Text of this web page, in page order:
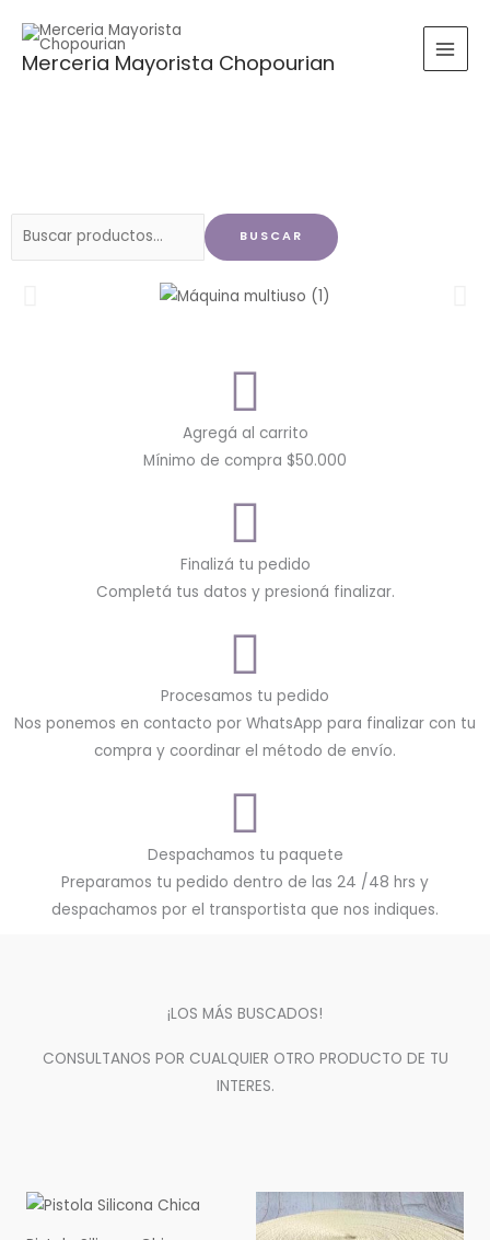
contenido
Merceria Mayorista Chopourian
Buscar
BUSCAR
Agregá al carrito
Mínimo de compra $50.000
Finalizá tu pedido
Completá tus datos y presioná finalizar.
Procesamos tu pedido
Nos ponemos en contacto por WhatsApp para finalizar con tu
compra y coordinar el método de envío.
Despachamos tu paquete
Preparamos tu pedido dentro de las 24 /48 hrs y
despachamos por el transportista que nos indiques.
¡LOS MÁS BUSCADOS!
CONSULTANOS POR CUALQUIER OTRO PRODUCTO DE TU
INTERES.